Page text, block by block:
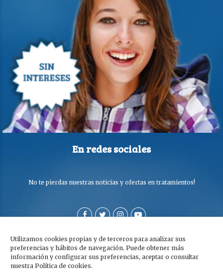
Utilizamos cookies propias y de terceros para analizar sus
preferencias y hábitos de navegación. Puede obtener más
información y configurar sus preferencias, aceptar o consultar
nuestra Política de cookies.
En redes sociales
No te pierdas nuestras noticias y ofertas en tratamientos!